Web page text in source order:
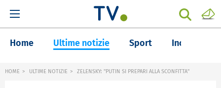
Home Ultime notizie Sport Inchieste
HOME ULTIME NOTIZIE ZELENSKY: "PUTIN SI PREPARI ALLA SCONFITTA"